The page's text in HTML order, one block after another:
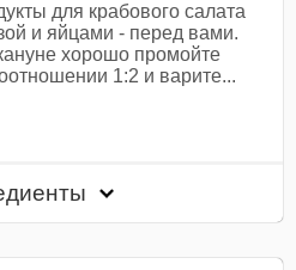
для крабового салата
и яйцами - перед вами.
хорошо промойте
1:2 и варите...